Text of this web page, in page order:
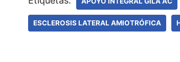
ESCLEROSIS LATERAL AMIOTRÓFICA